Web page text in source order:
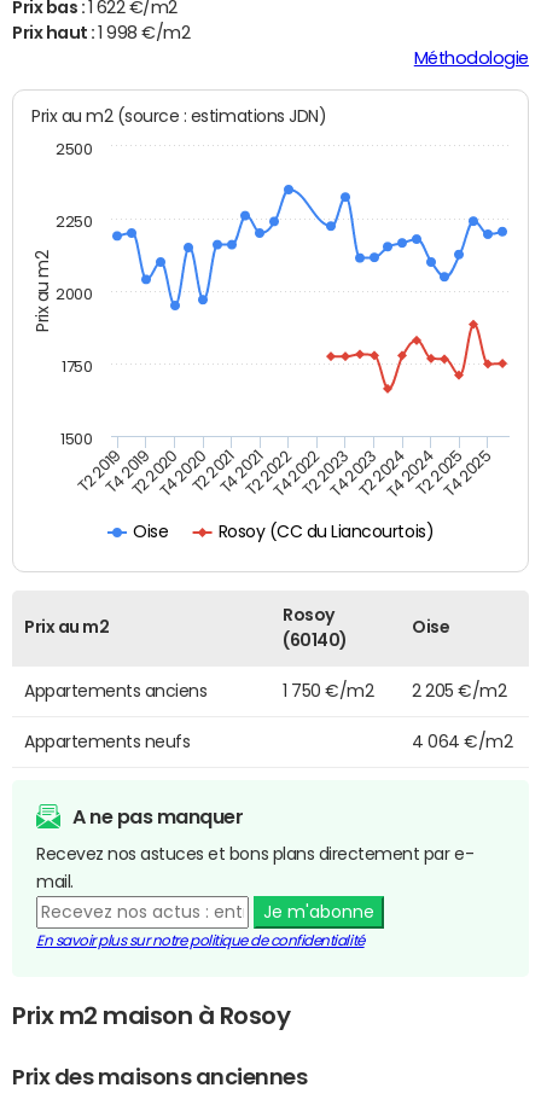
Prix bas : 1 622 €/m2
Prix haut :1 998 €/m2
Méthodologie
Prix au m2
Prix au m2 (source : estimations JDN)
Oise Rosoy (CC du Liancourtois)
T2 2019T4 2019T2 2020T4 2020T2 2021T4 2021T2 2022T4 2022T2 2023T4 2023T2 2024T4 2024T2 2025T4 2025
2000
1500
1750
2250
2500
Prix au m2
Rosoy
(60140)
Oise
Appartements anciens 1 750 €/m2 2 205 €/m2
Appartements neufs 4 064 €/m2
A ne pas manquer
Recevez nos astuces et bons plans directement par e-
mail.
Je m'abonne
En savoir plus sur notre politique de confidentialité
Prix m2 maison à Rosoy
Prix des maisons anciennes